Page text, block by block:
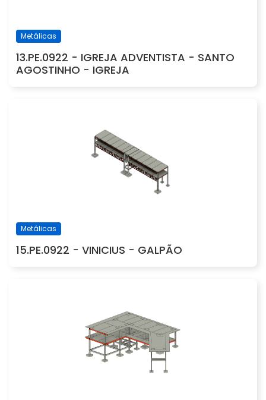
Metálicas
13.PE.0922 - IGREJA ADVENTISTA - SANTO
AGOSTINHO - IGREJA
Metálicas
15.PE.0922 - VINICIUS - GALPÃO